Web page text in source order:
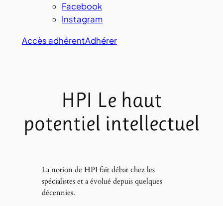
Facebook
Instagram
Accès adhérentAdhérer
HPI Le haut
potentiel intellectuel
La notion de HPI fait débat chez les
spécialistes et a évolué depuis quelques
décennies.